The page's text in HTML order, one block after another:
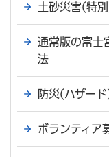
土砂災害(特
通常版の富士
法
防災(ハザー
ボランティア